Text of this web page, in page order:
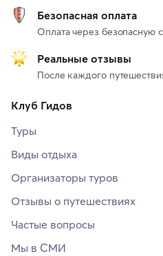
Безопасная оплата
Оплата через безопасную
Реальные отзывы
После каждого
Клуб Гидов
Туры
Виды отдыха
Организаторы туров
Отзывы о путешествиях
Частые вопросы
Мы в СМИ